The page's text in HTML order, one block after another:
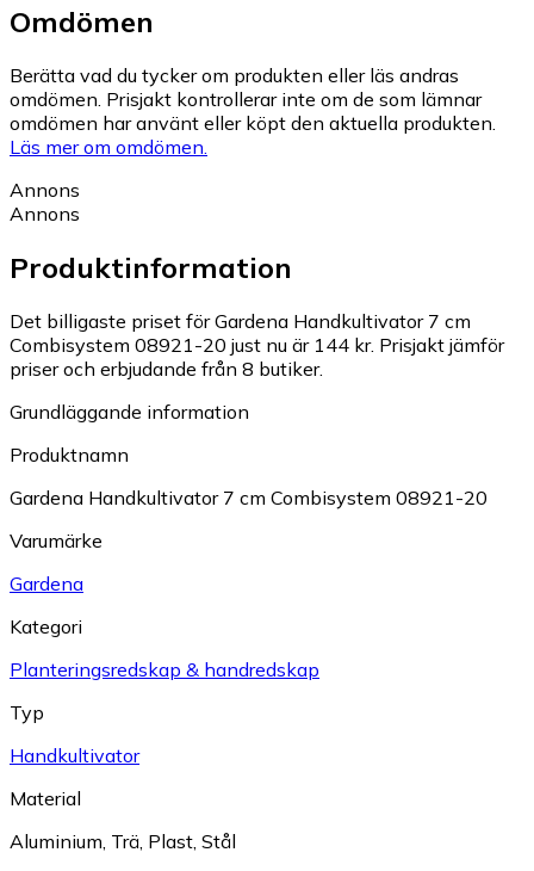
Omdömen
Berätta vad du tycker om produkten eller läs andras
omdömen. Prisjakt kontrollerar inte om de som lämnar
omdömen har använt eller köpt den aktuella produkten.
Läs mer om omdömen.
Annons
Annons
Produktinformation
Det billigaste priset för Gardena Handkultivator 7 cm
Combisystem 08921-20 just nu är 144 kr. Prisjakt jämför
priser och erbjudande från 8 butiker.
Grundläggande information
Produktnamn
Gardena Handkultivator 7 cm Combisystem 08921-20
Varumärke
Gardena
Kategori
Planteringsredskap & handredskap
Typ
Handkultivator
Material
Aluminium, Trä, Plast, Stål